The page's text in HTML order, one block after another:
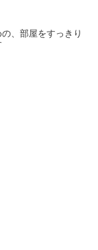
、部屋をすっきり